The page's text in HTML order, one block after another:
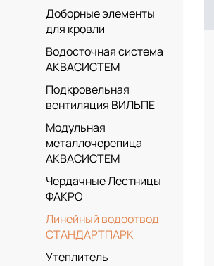
Доборные элементы
для кровли
Водосточная система
АКВАСИСТЕМ
Подкровельная
вентиляция ВИЛЬПЕ
Модульная
металлочерепица
АКВАСИСТЕМ
Чердачные Лестницы
ФАКРО
Линейный водоотвод
СТАНДАРТПАРК
Утеплитель